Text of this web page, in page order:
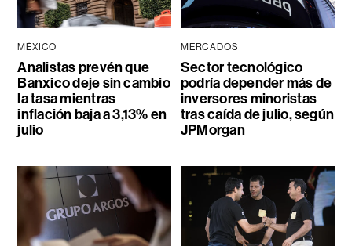
MÉXICO
Analistas prevén que
Banxico deje sin cambio
la tasa mientras
inflación baja a 3,13% en
julio
MERCADOS
Sector tecnológico
podría depender más de
inversores minoristas
tras caída de julio, según
JPMorgan